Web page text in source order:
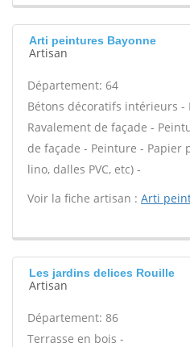
Arti peintures Bayonne
Artisan
Département: 64
Bétons décoratifs intérieurs -
Ravalement de façade -
de façade - Peinture - Papier
lino, dalles PVC, etc) -
Voir la fiche artisan : Arti
Les jardins delices Rouille
Artisan
Département: 86
Terrasse en bois -